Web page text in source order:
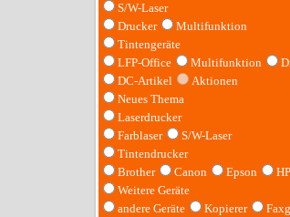
S/W-Laser
Drucker
Multifunktion
Tintengeräte
LFP-Office
Multifunktion
DC-Artikel
Aktionen
Neues Thema
Laserdrucker
Farblaser
S/W-Laser
Tintendrucker
Brother
Canon Epson
HP
Weitere Geräte
andere Geräte
Kopierer